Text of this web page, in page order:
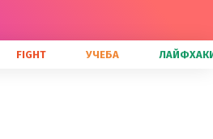
FIGHT УЧЕБА